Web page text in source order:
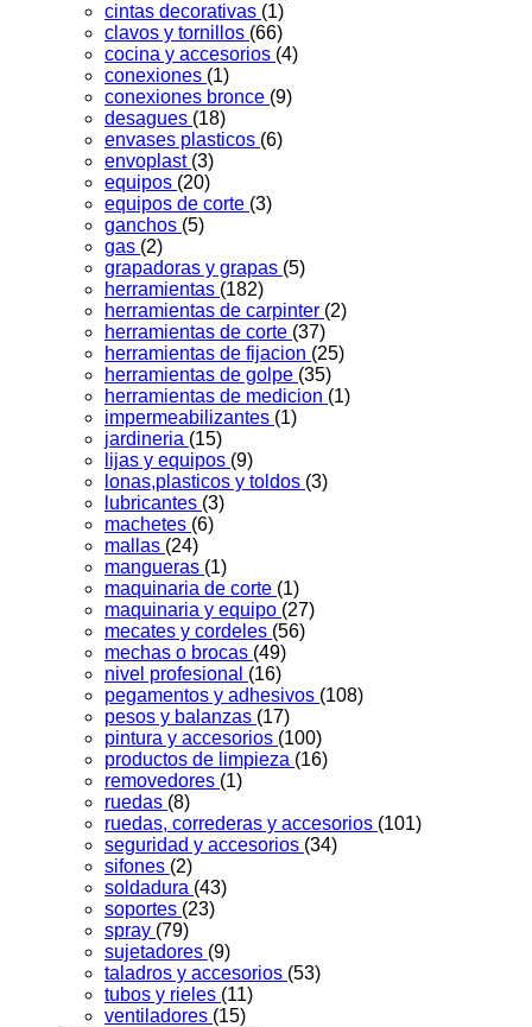
cintas decorativas (1)
clavos y tornillos (66)
cocina y accesorios (4)
conexiones (1)
conexiones bronce (9)
desagues (18)
envases plasticos (6)
envoplast (3)
equipos (20)
equipos de corte (3)
ganchos (5)
gas (2)
grapadoras y grapas (5)
herramientas (182)
herramientas de carpinter (2)
herramientas de corte (37)
herramientas de fijacion (25)
herramientas de golpe (35)
herramientas de medicion (1)
impermeabilizantes (1)
jardineria (15)
lijas y equipos (9)
lonas,plasticos y toldos (3)
lubricantes (3)
machetes (6)
mallas (24)
mangueras (1)
maquinaria de corte (1)
maquinaria y equipo (27)
mecates y cordeles (56)
mechas o brocas (49)
nivel profesional (16)
pegamentos y adhesivos (108)
pesos y balanzas (17)
pintura y accesorios (100)
productos de limpieza (16)
removedores (1)
ruedas (8)
ruedas, correderas y accesorios (101)
seguridad y accesorios (34)
sifones (2)
soldadura (43)
soportes (23)
spray (79)
sujetadores (9)
taladros y accesorios (53)
tubos y rieles (11)
ventiladores (15)